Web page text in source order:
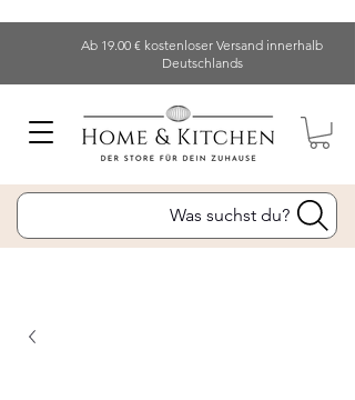
Ab 19.00 € kostenloser Versand innerhalb
Deutschlands
Was suchst du?